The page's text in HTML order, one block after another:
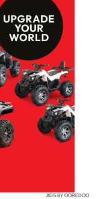
ADS BY OOREDOO